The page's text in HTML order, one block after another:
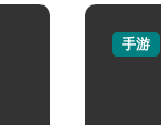
手游